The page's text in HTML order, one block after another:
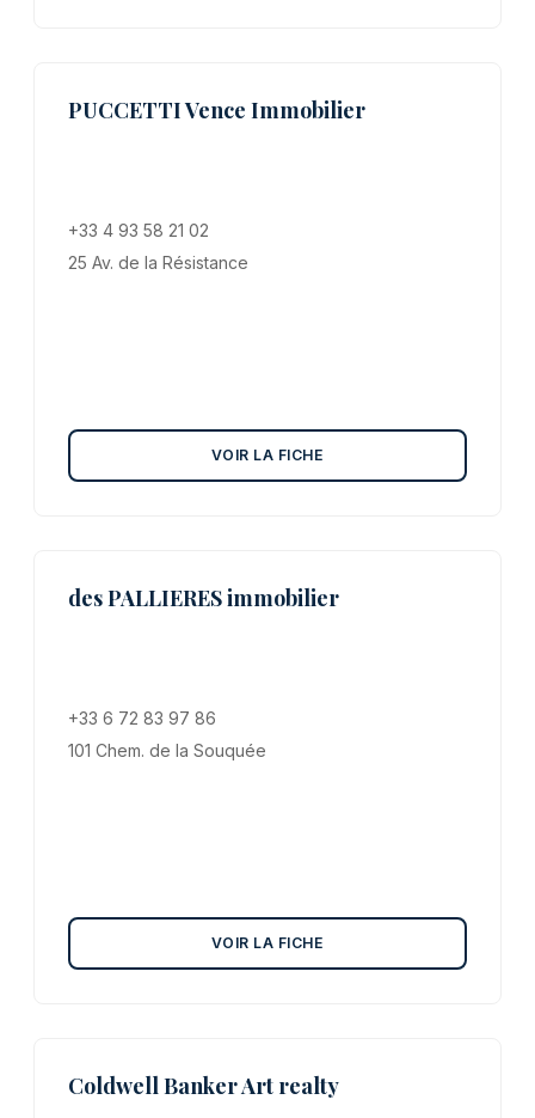
PUCCETTI Vence Immobilier
+33 4 93 58 21 02
25 Av. de la Résistance
VOIR LA FICHE
des PALLIERES immobilier
+33 6 72 83 97 86
101 Chem. de la Souquée
VOIR LA FICHE
Coldwell Banker Art realty